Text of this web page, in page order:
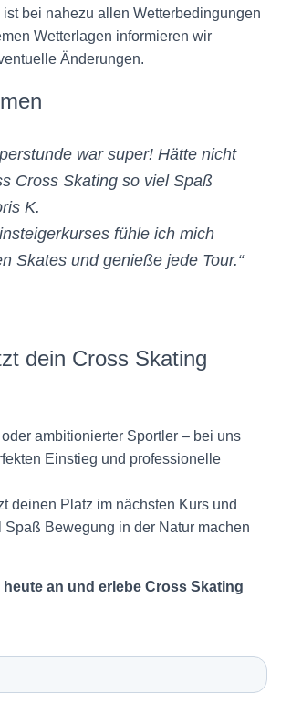
bei nahezu allen Wetterbedingungen
Wetterlagen informieren wir
Änderungen.
war super! Hätte nicht
Cross Skating so viel Spaß
K.
fühle ich mich
Skates und genieße jede Tour.“
dein Cross Skating
ambitionierter Sportler – bei uns
Einstieg und professionelle
deinen Platz im nächsten Kurs und
Spaß Bewegung in der Natur machen
heute an und erlebe Cross Skating